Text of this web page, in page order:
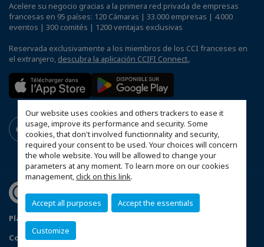
Our website uses cookies and others trackers to ease it
usage, improve its performance and security. Some
cookies, that don't involved functionnality and security,
required your consent to be used. Your choices will concern
the whole website. You will be allowed to change your
parameters at any moment. To learn more on our cookies
management,click on this link.
Accept all purposes Accept the essentials
Customize
Acelere su negocio gracias a la primera red privada de empresas
francesas en 95 países: 120 Cámaras | 33.000 empresas | 4.000
eventos | 300 comités | 1200 ventajas exclusivas
Reservada exclusivamente a los miembros de los CCI franceses en
el extranjero, descubra la aplicación CCIFI Connect..
Plano del sitio
Configure sus preferencias de cookies